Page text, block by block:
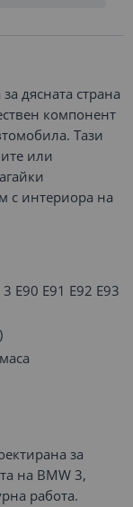
дясната страна
компонент
Тази
или
с интериора на
E90 E91 E92 E93
за
на BMW 3,
работа.